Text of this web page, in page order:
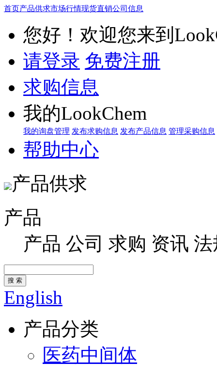
首页产品供求市场行情现货直销公司信息
您好！欢迎您来到
请登录 免费注册
求购信息
我的LookChem
我的询盘管理 发布求购信息 发布产品信息 管理采购信息
帮助中心
产品供求
产品
产品 公司 求购 资讯 法
搜 索
English
产品分类
医药中间体